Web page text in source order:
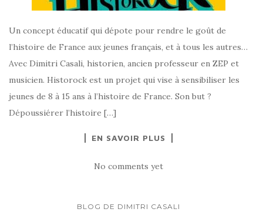
Un concept éducatif qui dépote pour rendre le goût de
l’histoire de France aux jeunes français, et à tous les autres…
Avec Dimitri Casali, historien, ancien professeur en ZEP et
musicien. Historock est un projet qui vise à sensibiliser les
jeunes de 8 à 15 ans à l’histoire de France. Son but ?
Dépoussiérer l’histoire […]
EN SAVOIR PLUS
No comments yet
BLOG DE DIMITRI CASALI